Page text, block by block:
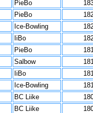
PieBo
PieBo
Ice-Bowling
IiBo
PieBo
Salbow
IiBo
Ice-Bowling
BC Liike
BC Liike